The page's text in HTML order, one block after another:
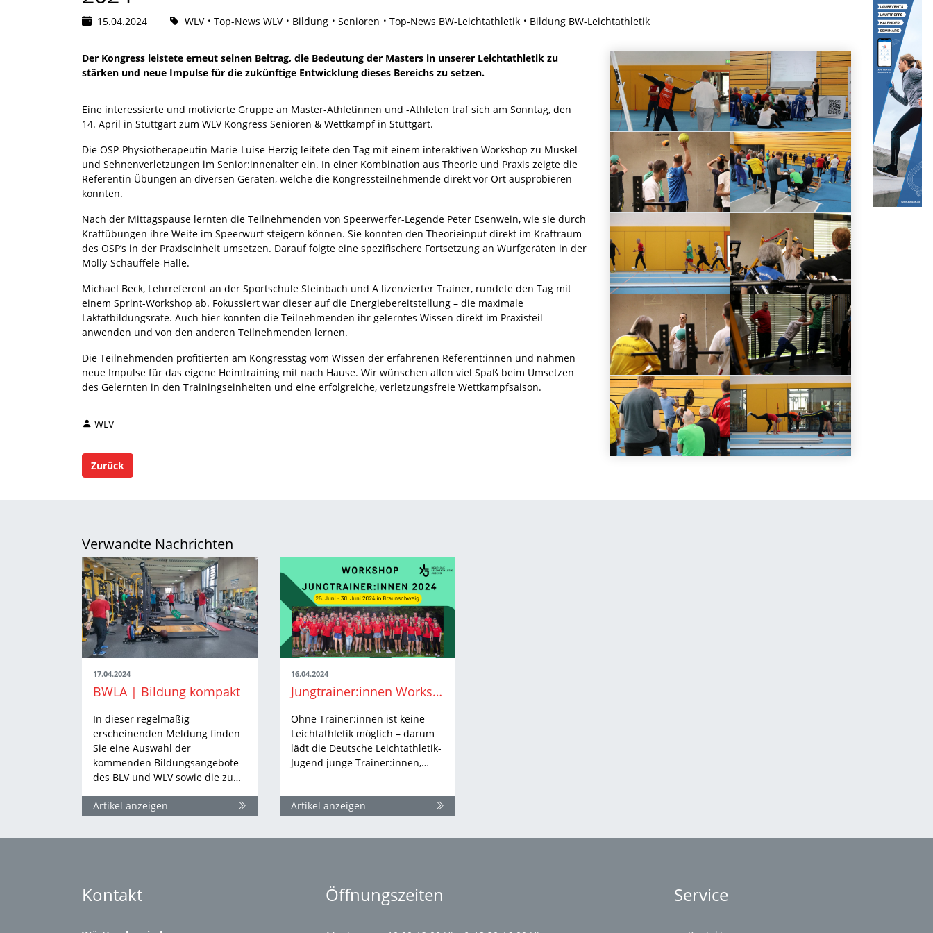
15.04.2024 WLV Top-News WLV Bildung Senioren Top-News BW-Leichtathletik Bildung BW-Leichtathletik
Der Kongress leistete erneut seinen Beitrag, die Bedeutung der Masters in unserer Leichtathletik zu
stärken und neue Impulse für die zukünftige Entwicklung dieses Bereichs zu setzen.
Eine interessierte und motivierte Gruppe an Master-Athletinnen und -Athleten traf sich am Sonntag, den
14. April in Stuttgart zum WLV Kongress Senioren & Wettkampf in Stuttgart.
Die OSP-Physiotherapeutin Marie-Luise Herzig leitete den Tag mit einem interaktiven Workshop zu Muskel-
und Sehnenverletzungen im Senior:innenalter ein. In einer Kombination aus Theorie und Praxis zeigte die
Referentin Übungen an diversen Geräten, welche die Kongressteilnehmende direkt vor Ort ausprobieren
konnten.
Nach der Mittagspause lernten die Teilnehmenden von Speerwerfer-Legende Peter Esenwein, wie sie durch
Kraftübungen ihre Weite im Speerwurf steigern können. Sie konnten den Theorieinput direkt im Kraftraum
des OSP’s in der Praxiseinheit umsetzen. Darauf folgte eine spezifischere Fortsetzung an Wurfgeräten in der
Molly-Schauffele-Halle.
Michael Beck, Lehrreferent an der Sportschule Steinbach und A lizenzierter Trainer, rundete den Tag mit
einem Sprint-Workshop ab. Fokussiert war dieser auf die Energiebereitstellung – die maximale
Laktatbildungsrate. Auch hier konnten die Teilnehmenden ihr gelerntes Wissen direkt im Praxisteil
anwenden und von den anderen Teilnehmenden lernen.
Die Teilnehmenden profitierten am Kongresstag vom Wissen der erfahrenen Referent:innen und nahmen
neue Impulse für das eigene Heimtraining mit nach Hause. Wir wünschen allen viel Spaß beim Umsetzen
des Gelernten in den Trainingseinheiten und eine erfolgreiche, verletzungsfreie Wettkampfsaison.
WLV
Zurück
Verwandte Nachrichten
17.04.2024
BWLA | Bildung kompakt
In dieser regelmäßig
erscheinenden Meldung finden
Sie eine Auswahl der
kommenden Bildungsangebote
des BLV und WLV sowie die zu…
Artikel anzeigen
16.04.2024
Jungtrainer:innen Workshop zur DM in Braunschweig
Ohne Trainer:innen ist keine
Leichtathletik möglich – darum
lädt die Deutsche Leichtathletik-
Jugend junge Trainer:innen,…
Artikel anzeigen
Kontakt Öffnungszeiten Service